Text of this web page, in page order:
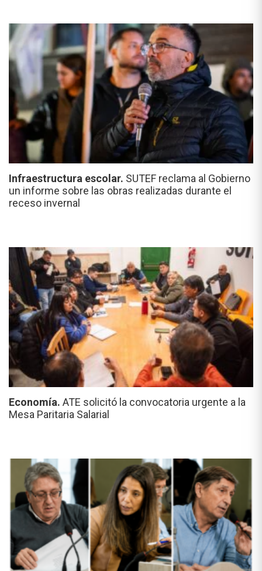
Infraestructura escolar. SUTEF reclama al Gobierno
un informe sobre las obras realizadas durante el
receso invernal
Economía. ATE solicitó la convocatoria urgente a la
Mesa Paritaria Salarial